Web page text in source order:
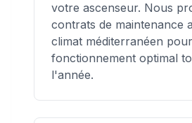
votre ascenseur. Nous
contrats de maintenance
climat méditerranéen
fonctionnement optimal
l'année.